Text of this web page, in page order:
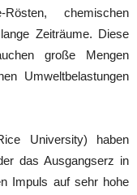
chemischen
Zeiträume. Diese
große Mengen
Umweltbelastungen
University) haben
das Ausgangserz in
Impuls auf sehr hohe